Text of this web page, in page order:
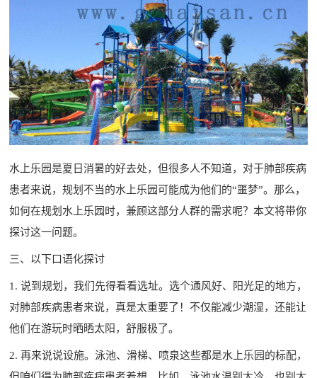
水上乐园是夏日消暑的好去处，但很多人不知道，对于肺部疾病
患者来说，规划不当的水上乐园可能成为他们的“噩梦”。那么，
如何在规划水上乐园时，兼顾这部分人群的需求呢？本文将带你
探讨这一问题。
三、以下口语化探讨
1. 说到规划，我们先得看看选址。选个通风好、阳光足的地方，
对肺部疾病患者来说，真是太重要了！不仅能减少潮湿，还能让
他们在游玩时晒晒太阳，舒服极了。
2. 再来说说设施。泳池、滑梯、喷泉这些都是水上乐园的标配，